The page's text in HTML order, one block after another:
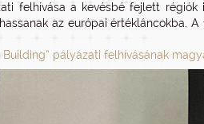
felhívása a kevésbé fejlett régiók
az európai értékláncokba.
pályázati felhívásának